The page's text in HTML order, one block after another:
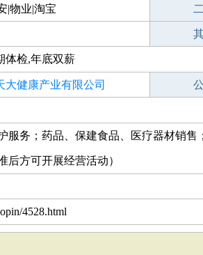
|物业|淘宝
体检,年底双薪
大健康产业有限公司
服务；药品、保建食品、医疗器材销
后方可开展经营活动）
4528.html